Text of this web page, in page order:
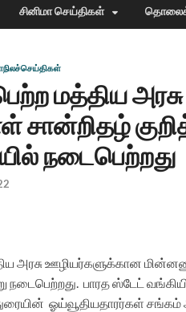
சினிமா செய்திகள்
மத்திய
சான்றிதழ்
நடைபெற்றது
அரசு ஊழியர்களுக்கான
நடைபெற்றது. பாரத ஸ்டேட்
ஓய்வூதியதாரர்கள்